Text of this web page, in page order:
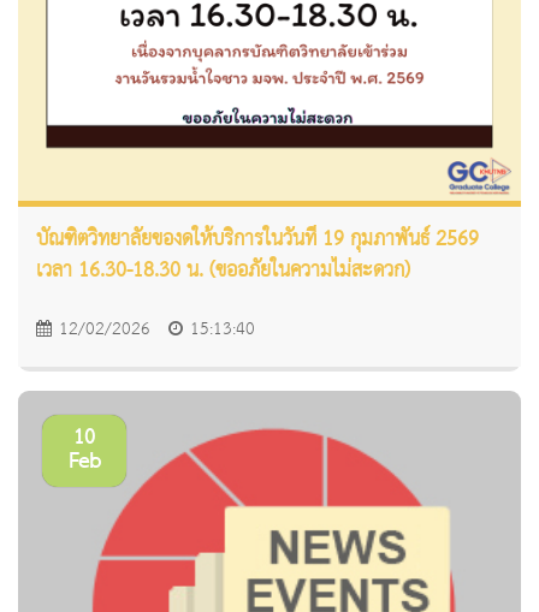
บัณฑิตวิทยาลัยของดให้บริการในวันที่ 19 กุมภาพันธ์ 2569
เวลา 16.30-18.30 น. (ขออภัยในความไม่สะดวก)
12/02/2026 15:13:40
10
Feb